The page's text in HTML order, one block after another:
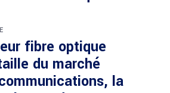
fibre optique
du marché
la